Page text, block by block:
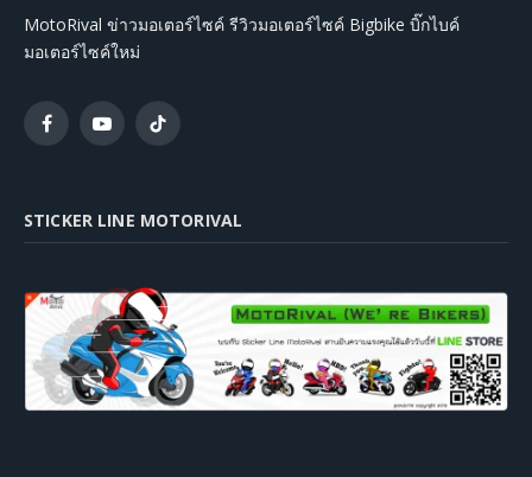
MotoRival ข่าวมอเตอร์ไซค์ รีวิวมอเตอร์ไซค์ Bigbike บิ๊กไบค์
มอเตอร์ไซค์ใหม่
FacebookYouTubeTikTok
STICKER LINE MOTORIVAL